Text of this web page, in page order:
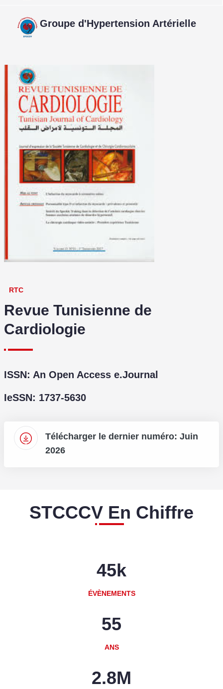
Groupe d'Hypertension Artérielle
RTC
Revue Tunisienne de
Cardiologie
ISSN: An Open Access e.Journal
IeSSN: 1737-5630
Télécharger le dernier numéro: Juin
2026
STCCCV En Chiffre
45k
ÉVÈNEMENTS
55
ANS
2.8M